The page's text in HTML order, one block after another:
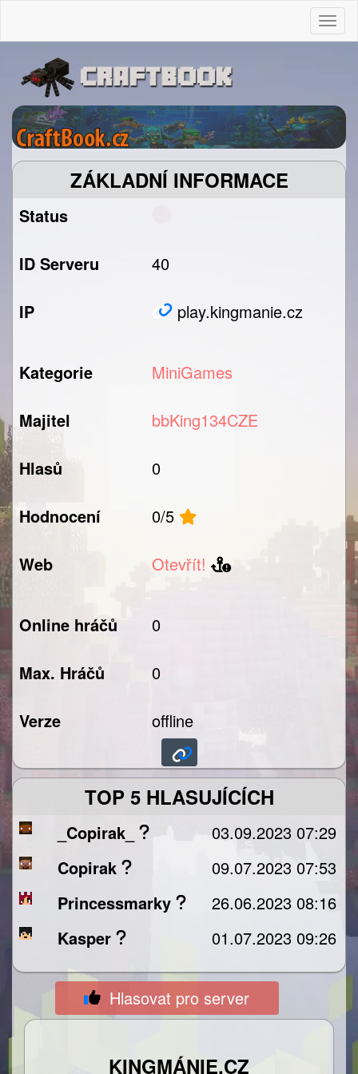
ZÁKLADNÍ INFORMACE
Status
ID Serveru 40
IP play.kingmanie.cz
Kategorie MiniGames
Majitel bbKing134CZE
Hlasů 0
Hodnocení 0/5
Web Otevřít!
Online hráčů 0
Max. Hráčů 0
Verze offline
TOP 5 HLASUJÍCÍCH
_Copirak_
03.09.2023 07:29
Copirak
09.07.2023 07:53
Princessmarky
26.06.2023 08:16
Kasper
01.07.2023 09:26
Hlasovat pro server
KINGMÁNIE.CZ